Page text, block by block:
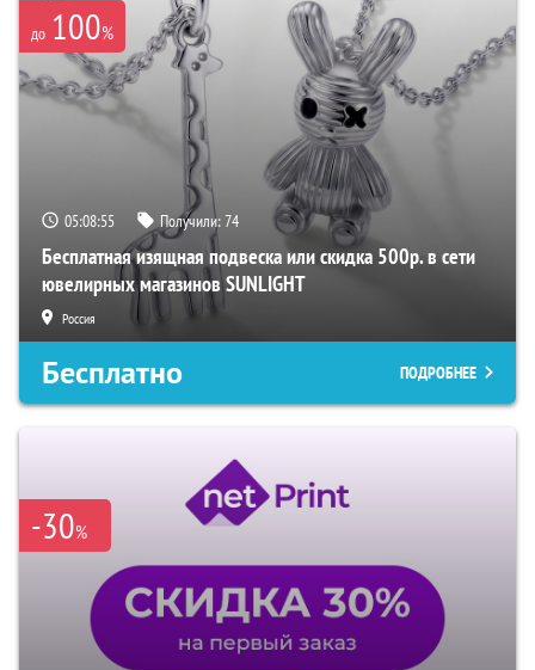
до 100%
05:08:55 Получили:74
Бесплатная изящная подвеска или скидка 500р. в сети
ювелирных магазинов SUNLIGHT
Россия
Бесплатно ПОДРОБНЕЕ
-30%